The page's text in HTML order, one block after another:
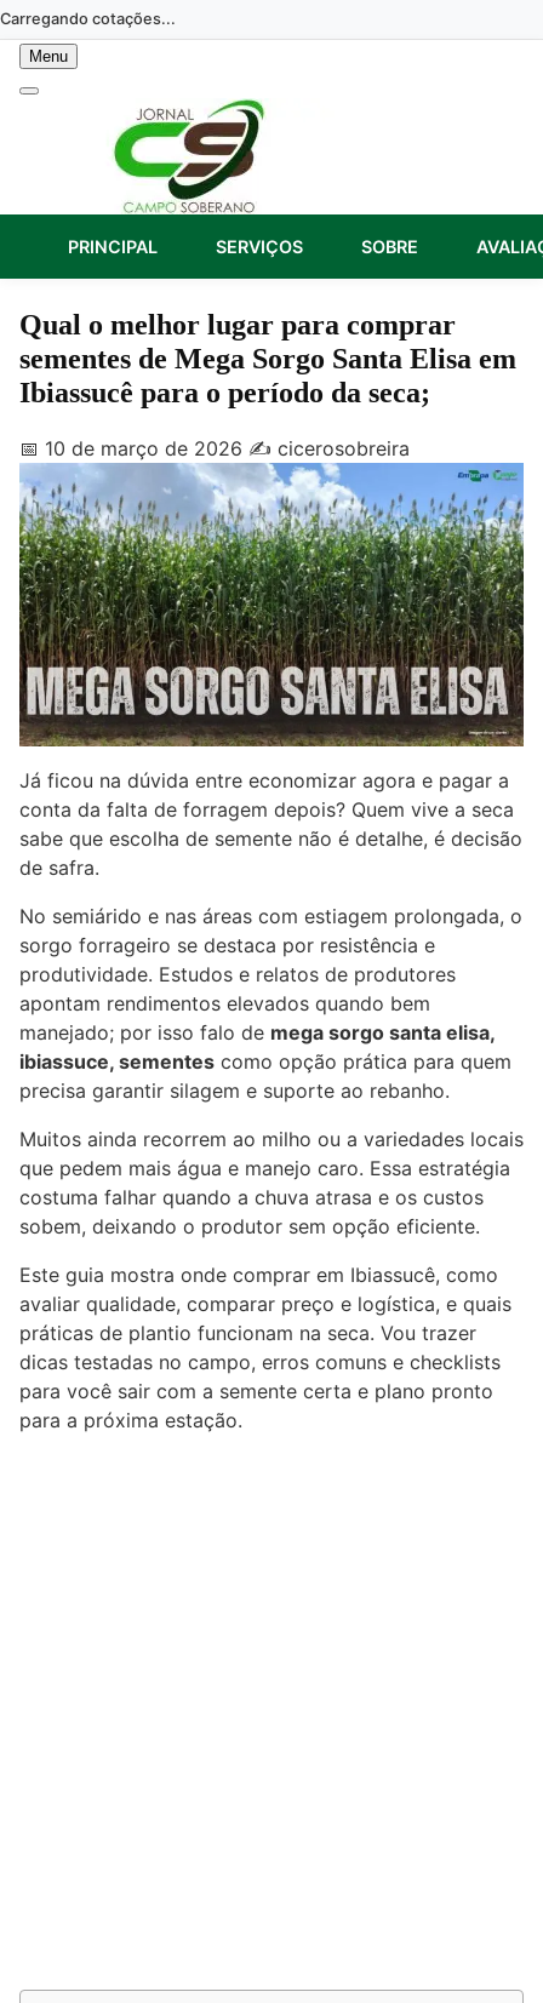
Skip
to
content
Carregando cotações...
Menu
PRINCIPAL SERVIÇOS SOBRE
Qual o melhor lugar para comprar
sementes de Mega Sorgo Santa Elisa em
Ibiassucê para o período da seca;
📅 10 de março de 2026 ✍️ cicerosobreira
Já ficou na dúvida entre economizar agora e pagar a
conta da falta de forragem depois? Quem vive a seca
sabe que escolha de semente não é detalhe, é decisão
de safra.
No semiárido e nas áreas com estiagem prolongada, o
sorgo forrageiro se destaca por resistência e
produtividade. Estudos e relatos de produtores
apontam rendimentos elevados quando bem
manejado; por isso falo de mega sorgo santa elisa,
ibiassuce, sementes como opção prática para quem
precisa garantir silagem e suporte ao rebanho.
Muitos ainda recorrem ao milho ou a variedades locais
que pedem mais água e manejo caro. Essa estratégia
costuma falhar quando a chuva atrasa e os custos
sobem, deixando o produtor sem opção eficiente.
Este guia mostra onde comprar em Ibiassucê, como
avaliar qualidade, comparar preço e logística, e quais
práticas de plantio funcionam na seca. Vou trazer
dicas testadas no campo, erros comuns e checklists
para você sair com a semente certa e plano pronto
para a próxima estação.